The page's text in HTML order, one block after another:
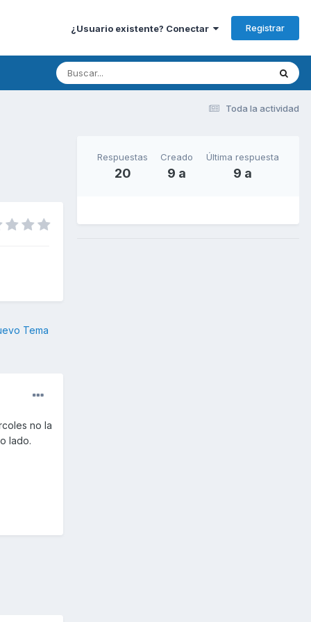
¿Usuario existente? Conectar Registrar
Toda la actividad
Tema
no la
lado.
Respuestas
20
Creado
9 a
Última respuesta
9 a